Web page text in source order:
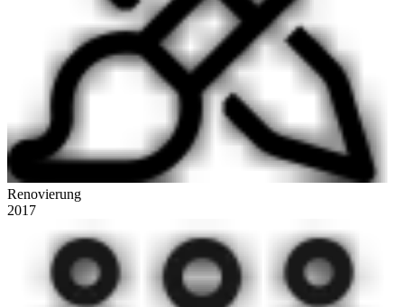
Renovierung
2017